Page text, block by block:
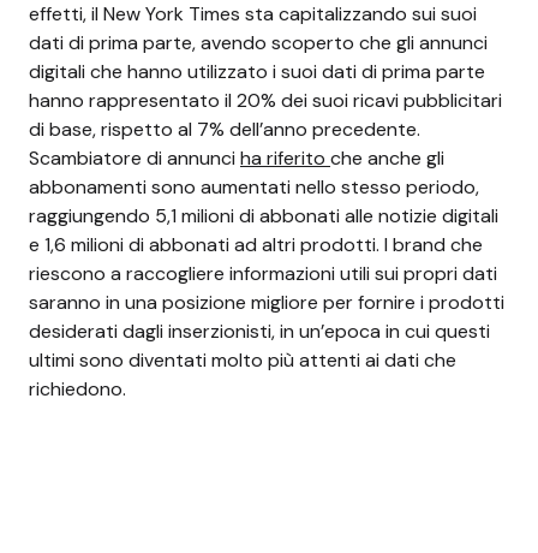
effetti, il New York Times sta capitalizzando sui suoi
dati di prima parte, avendo scoperto che gli annunci
digitali che hanno utilizzato i suoi dati di prima parte
hanno rappresentato il 20% dei suoi ricavi pubblicitari
di base, rispetto al 7% dell’anno precedente.
Scambiatore di annunci ha riferito che anche gli
abbonamenti sono aumentati nello stesso periodo,
raggiungendo 5,1 milioni di abbonati alle notizie digitali
e 1,6 milioni di abbonati ad altri prodotti. I brand che
riescono a raccogliere informazioni utili sui propri dati
saranno in una posizione migliore per fornire i prodotti
desiderati dagli inserzionisti, in un’epoca in cui questi
ultimi sono diventati molto più attenti ai dati che
richiedono.